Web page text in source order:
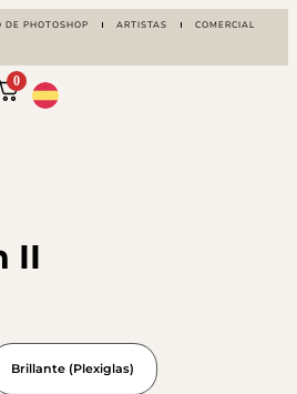
DE PHOTOSHOP ARTISTAS COMERCIAL
0
II
Brillante (Plexiglas)